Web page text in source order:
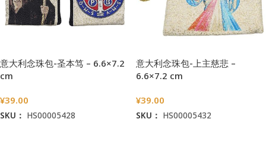
意大利念珠包-圣本笃 – 6.6×7.2
cm
¥39.00
SKU： HS00005428
意大利念珠包-上主慈悲 –
6.6×7.2 cm
¥39.00
SKU： HS00005432